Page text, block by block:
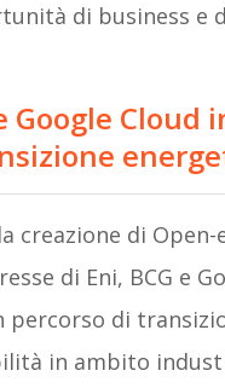
di business e
Google Cloud
creazione di Open-
di Eni, BCG e
percorso di
in ambito